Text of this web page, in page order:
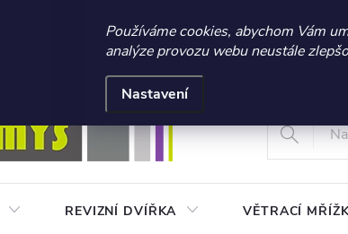
☀️ LETNÍ AKCE 2026 – sleva 300 Kč
Používáme cookies, abychom Vám
analýze provozu webu neustále
Nastavení
Obchodní podmínky Vrácení a
REVIZNÍ DVÍŘKA VĚTRACÍ